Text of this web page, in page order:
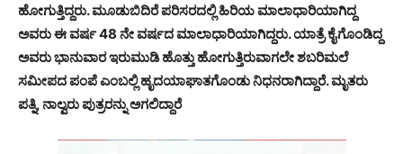
ಹೋಗುತ್ತಿದ್ದರು. ಮೂಡುಬಿದಿರೆ ಪರಿಸರದಲ್ಲಿ ಹಿರಿಯ ಮಾಲಾಧಾರಿಯಾಗಿದ್ದ
ಅವರು ಈ ವರ್ಷ 48 ನೇ ವರ್ಷದ ಮಾಲಾಧಾರಿಯಾಗಿದ್ದರು. ಯಾತ್ರೆ ಕೈಗೊಂಡಿದ್ದ
ಅವರು ಭಾನುವಾರ ಇರುಮುಡಿ ಹೊತ್ತು ಹೋಗುತ್ತಿರುವಾಗಲೇ ಶಬರಿಮಲೆ
ಸಮೀಪದ ಪಂಪೆ ಎಂಬಲ್ಲಿ ಹೃದಯಾಘಾತಗೊಂಡು ನಿಧನರಾಗಿದ್ದಾರೆ. ಮೃತರು
ಪತ್ನಿ, ನಾಲ್ವರು ಪುತ್ರರನ್ನು ಅಗಲಿದ್ದಾರೆ